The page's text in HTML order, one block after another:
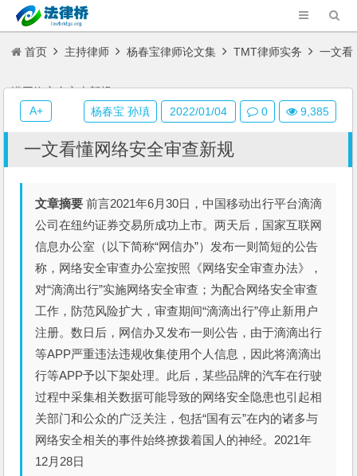
首页 主持律师 杨春宝律师论文集 TMT律师实务 一文看
懂网络安全审查新规
一文看懂网络安全审查新规
文章摘要 前言2021年6月30日，中国移动出行平台滴滴
公司在纽约证券交易所成功上市。两天后，国家互联网
信息办公室（以下简称“网信办”）发布一则简短的公告
称，网络安全审查办公室按照《网络安全审查办法》，
对“滴滴出行”实施网络安全审查；为配合网络安全审查
工作，防范风险扩大，审查期间“滴滴出行”停止新用户
注册。数日后，网信办又发布一则公告，由于滴滴出行
等APP严重违法违规收集使用个人信息，因此将滴滴出
行等APP予以下架处理。此后，某些品牌的汽车在行驶
过程中采集相关数据可能导致的网络安全隐患也引起相
关部门和公众的广泛关注，包括“国有云”在内的诸多与
网络安全相关的事件始终撩拨着国人的神经。2021年
12月28日
杨春宝 孙瑱 2022/01/04 0 9,385
A+